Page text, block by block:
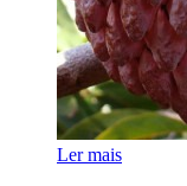
Ler mais